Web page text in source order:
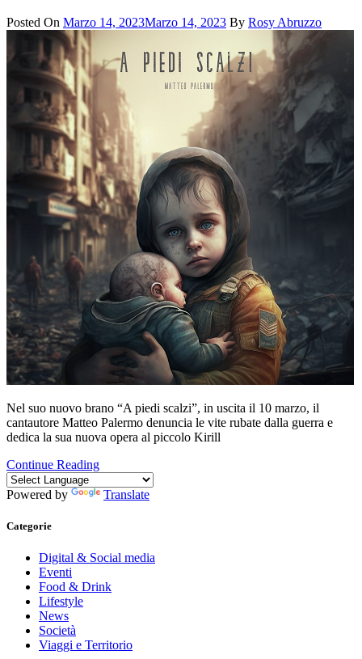
Posted On Marzo 14, 2023Marzo 14, 2023 By Rosy Abruzzo
Nel suo nuovo brano “A piedi scalzi”, in uscita il 10 marzo, il
cantautore Matteo Palermo denuncia le vite rubate dalla guerra e
dedica la sua nuova opera al piccolo Kirill
Continue Reading
Powered by Translate
Categorie
Digital & Social media
Eventi
Food & Drink
Lifestyle
News
Società
Viaggi e Territorio